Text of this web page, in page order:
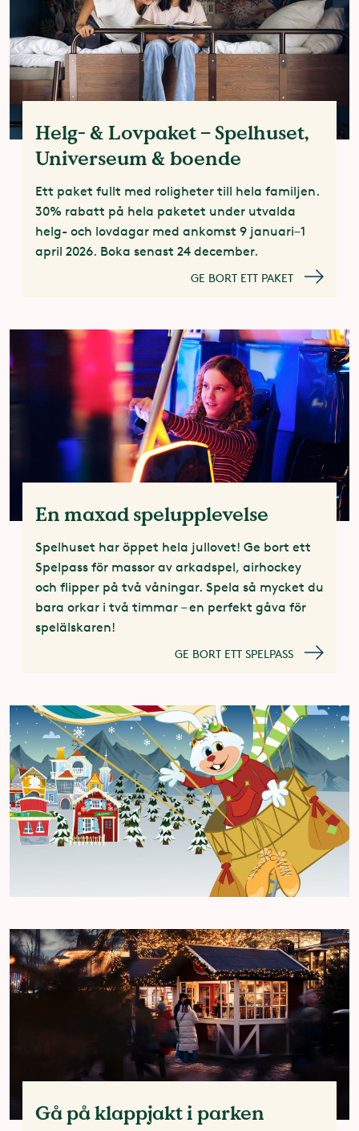
Helg- & Lovpaket – Spelhuset,
Universeum & boende
Ett paket fullt med roligheter till hela familjen.
30% rabatt på hela paketet under utvalda
helg- och lovdagar med ankomst 9 januari–1
april 2026. Boka senast 24 december.
GE BORT ETT PAKET
En maxad spelupplevelse
Spelhuset har öppet hela jullovet! Ge bort ett
Spelpass för massor av arkadspel, airhockey
och flipper på två våningar. Spela så mycket du
bara orkar i två timmar – en perfekt gåva för
spelälskaren!
GE BORT ETT SPELPASS
Gå på klappjakt i parken